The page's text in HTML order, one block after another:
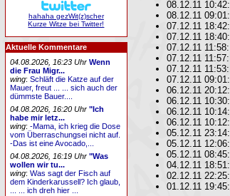
08.12.11 10:42:
08.12.11 09:01:
07.12.11 18:42:
07.12.11 18:40:
07.12.11 11:58:
07.12.11 11:57:
07.12.11 11:53:
07.12.11 09:01:
06.12.11 20:12:
06.12.11 10:30:
06.12.11 10:14:
06.12.11 10:12:
05.12.11 23:14:
05.12.11 12:06:
05.12.11 08:45:
04.12.11 18:51:
02.12.11 22:25:
01.12.11 19:45:
hahaha gezWit(z)scher
Kurze Witze bei Twitter!
Aktuelle Kommentare
04.08.2026, 16:23 Uhr Wenn
die Frau Migr...
wing:Schläft die Katze auf der
Mauer, freut ... ... sich auch der
dümmste Bauer....
04.08.2026, 16:20 Uhr "Ich
habe mir letz...
wing:-Mama, ich krieg die Dose
vom Überraschungsei nicht auf.
-Das ist eine Avocado,...
04.08.2026, 16:19 Uhr "Was
wollen wir tu...
wing:Was sagt der Fisch auf
dem Kinderkarussell? Ich glaub,
... ... ich dreh hier ...